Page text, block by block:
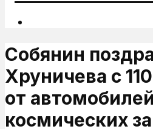
Собянин
Хруничева с
от
космических